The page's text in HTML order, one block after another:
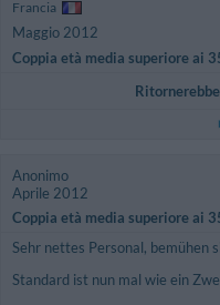
Francia
Maggio 2012
Coppia età media superiore ai
Anonimo
Aprile 2012
Coppia età media superiore ai
Sehr nettes Personal, bemühen
Standard ist nun mal wie ein